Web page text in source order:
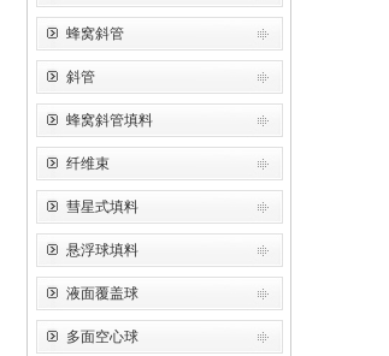
蜂窝斜管
斜管
蜂窝斜管填料
纤维束
彗星式填料
悬浮球填料
液面覆盖球
多面空心球